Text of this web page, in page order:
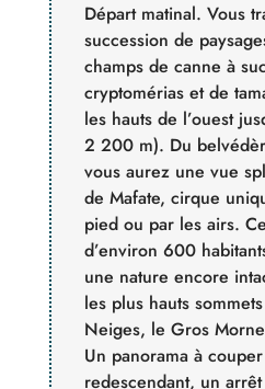
Départ matinal. Vous
succession de
champs de canne à
cryptomérias et de
les hauts de l’ouest
2 200 m). Du
vous aurez une vue
de Mafate, cirque
pied ou par les airs.
d’environ 600
une nature encore
les plus hauts
Neiges, le Gros
Un panorama à
redescendant, un arrêt